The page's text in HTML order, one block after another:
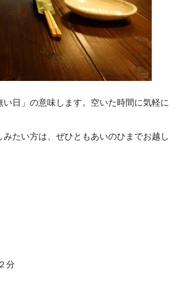
日」の意味します。空いた時間に気軽に
たい方は、ぜひともあいのひまでお越し
分